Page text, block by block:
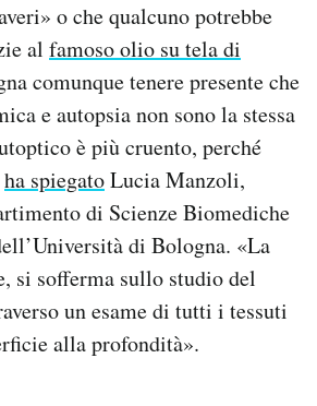
o che qualcuno potrebbe
al famoso olio su tela di
comunque tenere presente che
e autopsia non sono la stessa
è più cruento, perché
ha spiegatoLucia Manzoli,
di Scienze Biomediche
di Bologna. «La
si sofferma sullo studio del
un esame di tutti i tessuti
alla profondità».